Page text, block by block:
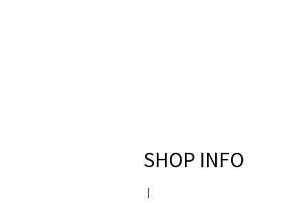
SHOP INFO